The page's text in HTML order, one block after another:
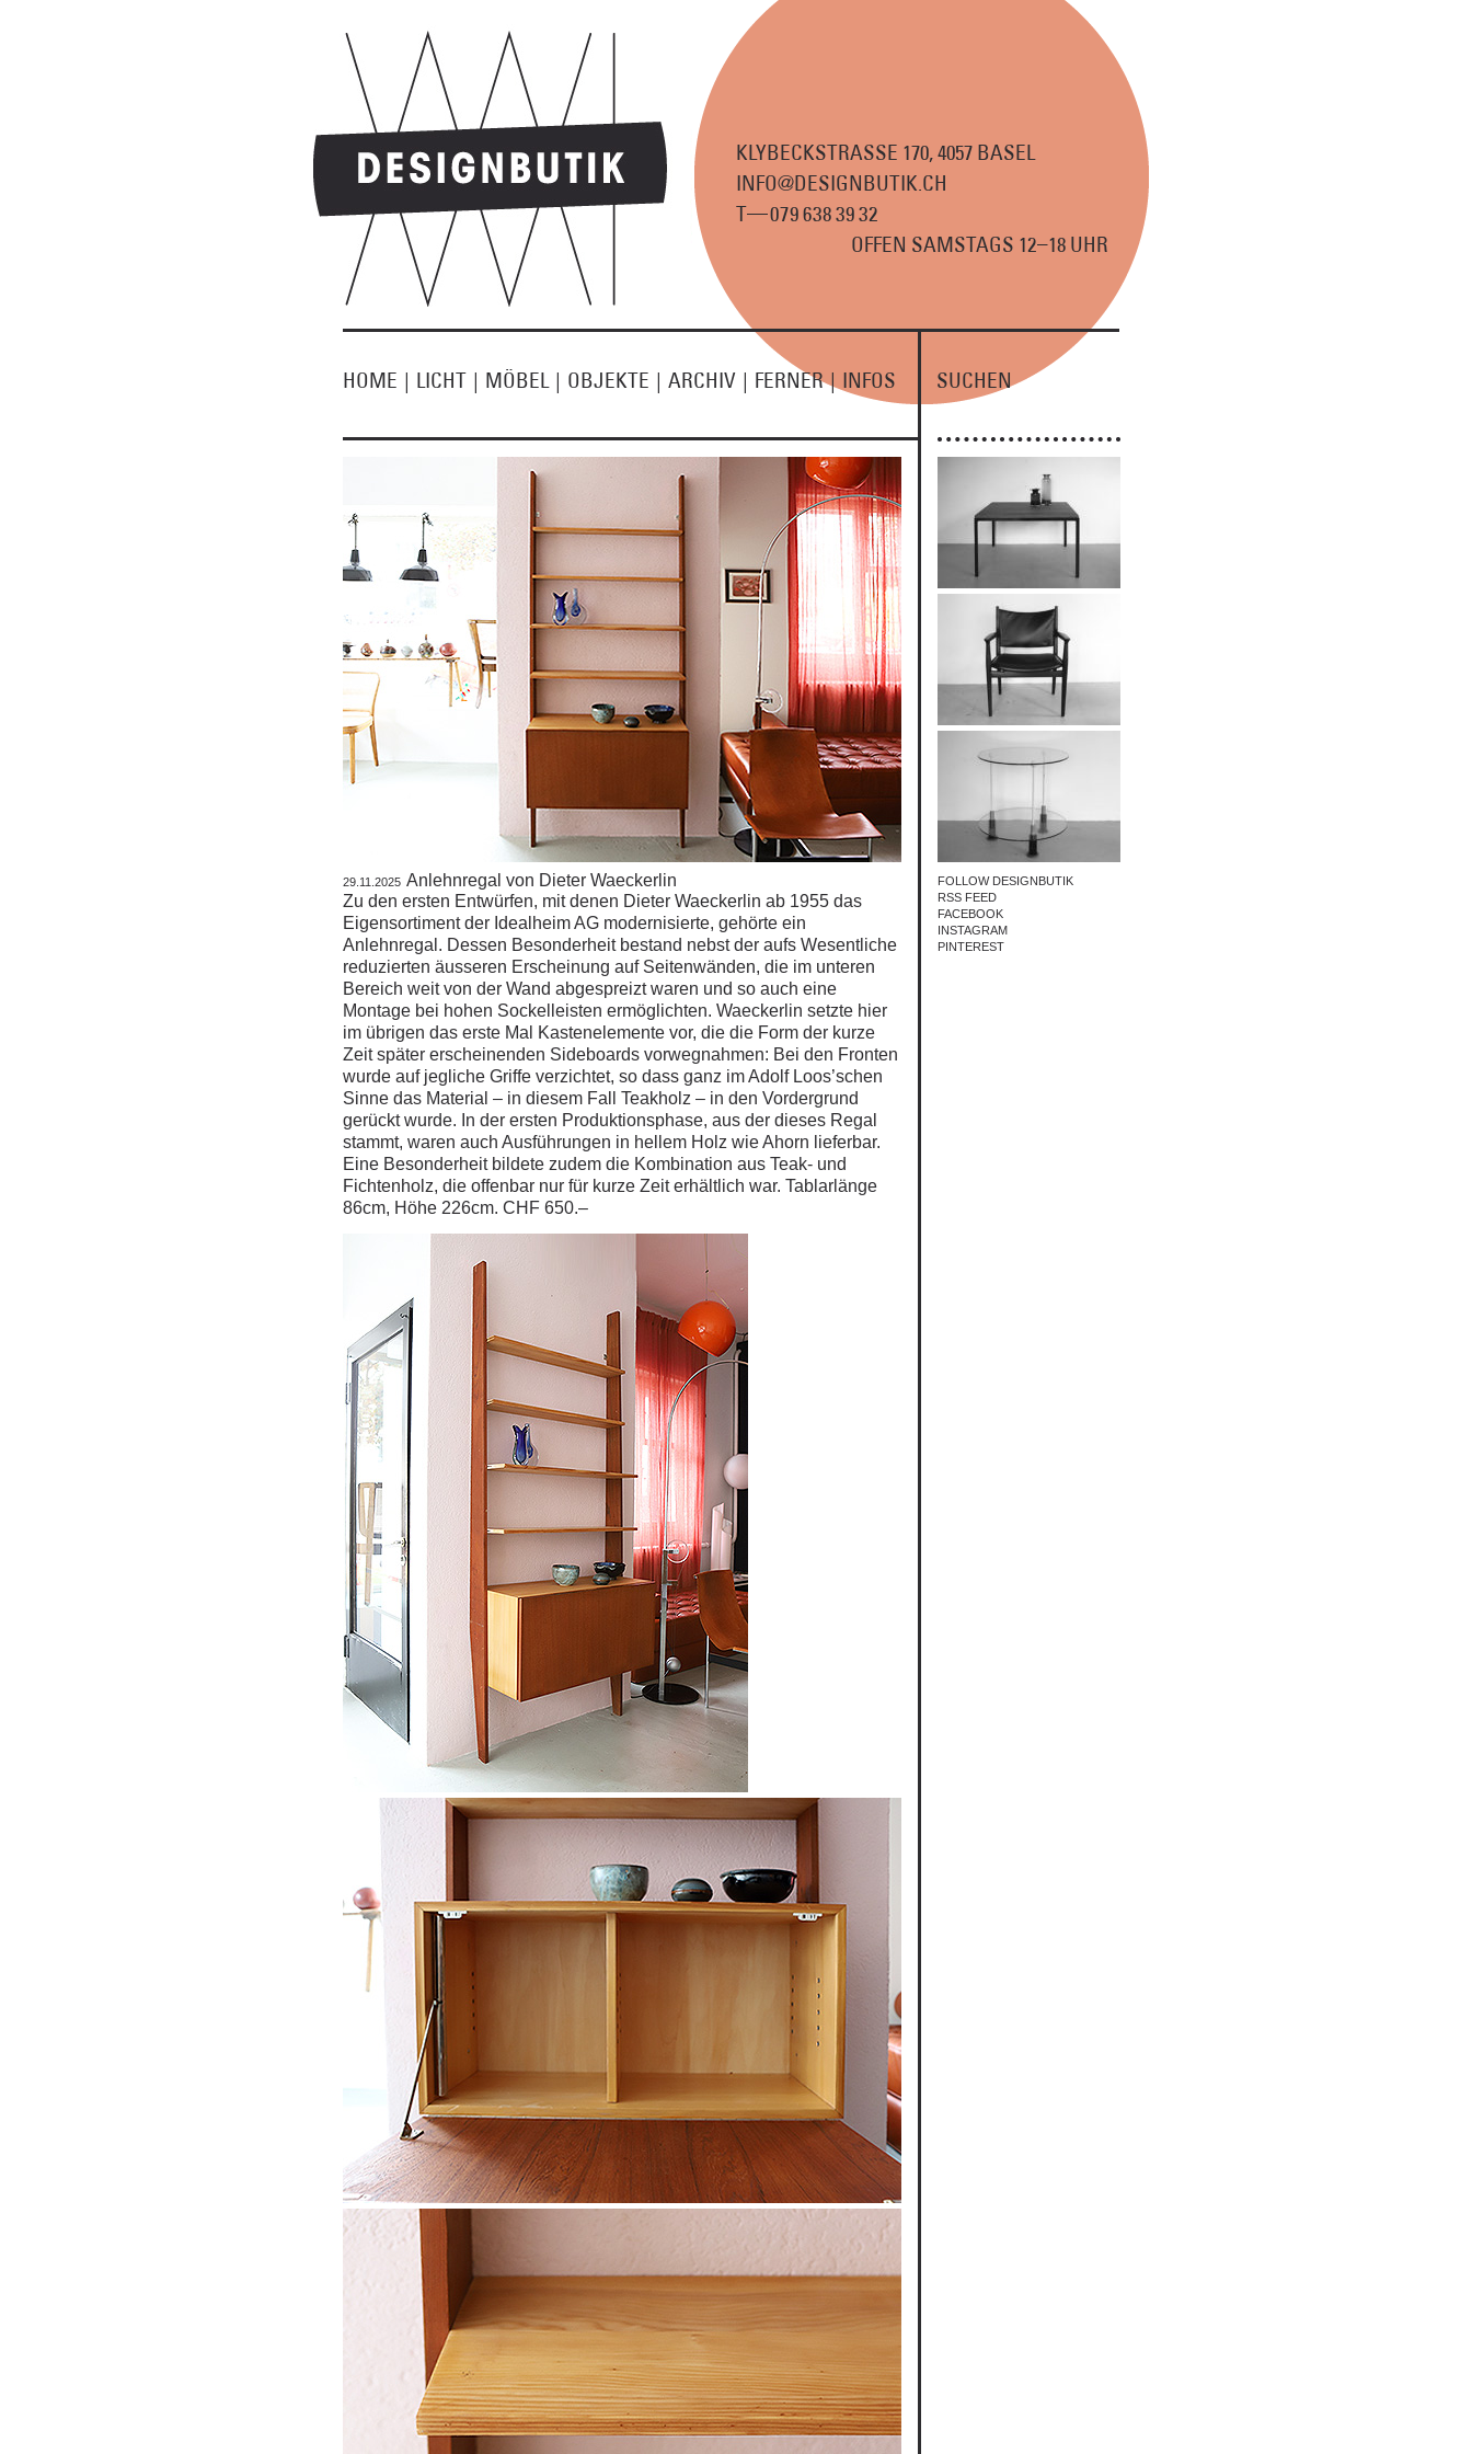
KLYBECKSTRASSE 170, 4057 BASEL
INFO@DESIGNBUTIK.CH
T—0796383932
OFFEN SAMSTAGS 12–18 UHR
HOME | LICHT | MÖBEL | OBJEKTE | ARCHIV | FERNER | INFOS SUCHEN
FOLLOW DESIGNBUTIK
RSS FEED
FACEBOOK
INSTAGRAM
PINTEREST
29.11.2025 Anlehnregal von Dieter Waeckerlin
Zu den ersten Entwürfen, mit denen Dieter Waeckerlin ab 1955 das
Eigensortiment der Idealheim AG modernisierte, gehörte ein
Anlehnregal. Dessen Besonderheit bestand nebst deraufs Wesentliche
reduzierten äusseren Erscheinung auf Seitenwänden, die im unteren
Bereich weit von der Wand abgespreizt waren und so auch eine
Montage bei hohen Sockelleisten ermöglichten. Waeckerlin setzte hier
im übrigen das erste Mal Kastenelemente vor, die die Form der kurze
Zeit später erscheinenden Sideboards vorwegnahmen: Bei den Fronten
wurde auf jegliche Griffe verzichtet, so dass ganz im Adolf Loos’schen
Sinne das Material – in diesem Fall Teakholz – in den Vordergrund
gerückt wurde. In der ersten Produktionsphase, aus der dieses Regal
stammt, waren auch Ausführungen in hellem Holz wie Ahorn lieferbar.
Eine Besonderheit bildete zudem die Kombination aus Teak- und
Fichtenholz, die offenbar nur für kurze Zeit erhältlich war. Tablarlänge
86cm, Höhe 226cm. CHF 650.–